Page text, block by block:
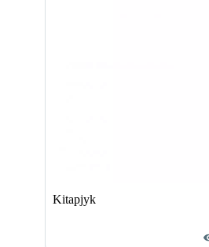
Kitapjyk